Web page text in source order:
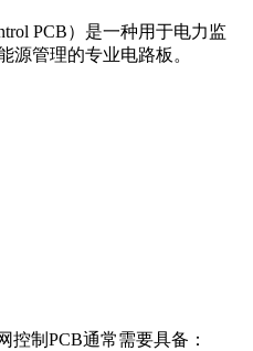
PCB）是一种用于电力监
源管理的专业电路板。
控制PCB通常需要具备：